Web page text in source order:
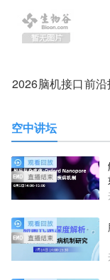
2026脑机接口前
空中讲坛